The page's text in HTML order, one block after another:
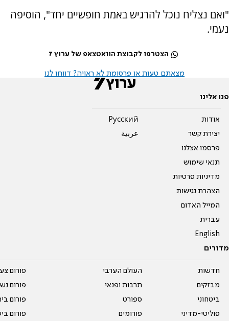
"ואם נצליח נוכל להרגיש באמת חופשיים יחד", הוסיפה
נעמי.
הצטרפו לקבוצת הוואטצאפ של ערוץ 7
מצאתם טעות או פרסומת לא ראויה? דווחו לנו
פנו אלינו
אודות
יצירת קשר
פרסמו אצלנו
תנאי שימוש
מדיניות פרטיות
הצהרת נגישות
המייל האדום
עברית
English
Pусский
عربية
מדורים
חדשות
מבזקים
ביטחוני
פוליטי-מדיני
העולם הערבי
תרבות ופנאי
ספורט
פורומים
פורום
פורום
פורום
פורום